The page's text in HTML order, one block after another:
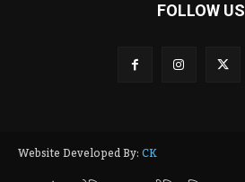
FOLLOW US
Website Developed By:CK